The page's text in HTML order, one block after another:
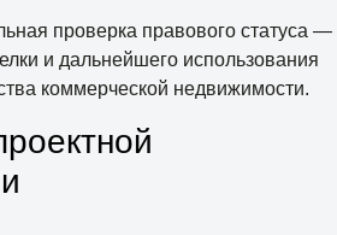
проверка правового статуса —
и дальнейшего использования
коммерческой недвижимости.